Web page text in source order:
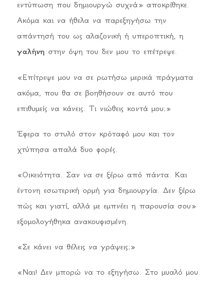
εντύπωση που δημιουργώ συχνά» αποκρίθηκε.
Ακόμα και να ήθελα να παρεξηγήσω την
απάντησή του ως αλαζονική ή υπεροπτική, η
γαλήνη στην όψη του δεν μου το επέτρεψε.
«Επίτρεψε μου να σε ρωτήσω μερικά πράγματα
ακόμα, που θα σε βοηθήσουν σε αυτό που
επιθυμείς να κάνεις. Τι νιώθεις κοντά μου;»
Έφερα το στυλό στον κρόταφό μου και τον
χτύπησα απαλά δυο φορές.
«Οικειότητα. Σαν να σε ξέρω από πάντα. Και
έντονη εσωτερική ορμή για δημιουργία. Δεν ξέρω
πώς και γιατί, αλλά με εμπνέει η παρουσία σου»
εξομολογήθηκα ανακουφισμένη.
«Σε κάνει να θέλεις να γράψεις;»
«Ναι! Δεν μπορώ να το εξηγήσω. Στο μυαλό μου